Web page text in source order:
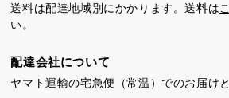
送料は配達地域別にかかります。送料は
い。
配達会社について
ヤマト運輸の宅急便（常温）でのお届け